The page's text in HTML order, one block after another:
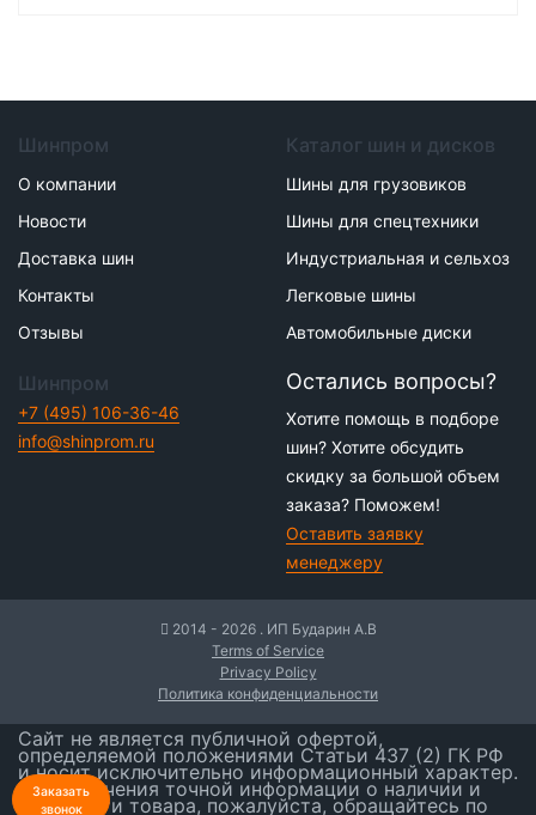
Заказать
звонок
Шинпром
О компании
Новости
Доставка шин
Контакты
Отзывы
Каталог шин и дисков
Шины для грузовиков
Шины для спецтехники
Индустриальная и сельхоз
Легковые шины
Автомобильные диски
Шинпром
+7 (495) 106-36-46
info@shinprom.ru
Остались вопросы?
Хотите помощь в подборе
шин? Хотите обсудить
скидку за большой объем
заказа? Поможем!
Оставить заявку
менеджеру
2014 - 2026 . ИП Бударин А.В
Terms of Service
Privacy Policy
Политика конфиденциальности
Сайт не является публичной офертой,
определяемой положениями Статьи 437 (2) ГК РФ
и носит исключительно информационный характер.
Для получения точной информации о наличии и
стоимости товара, пожалуйста, обращайтесь по